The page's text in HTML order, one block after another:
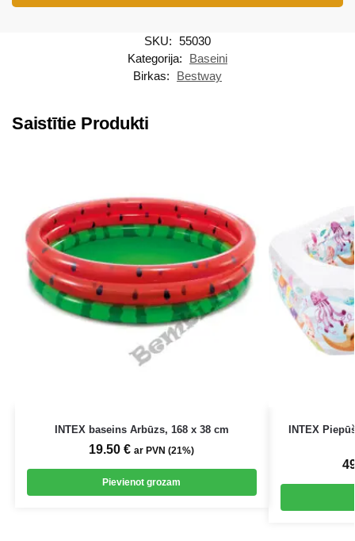
SKU: 55030
Kategorija:
Baseini
Birkas:
Bestway
Saistītie Produkti
INTEX baseins Arbūzs, 168 x 38 cm
19.50€ ar PVN (21%)
Pievienot grozam
INTEX